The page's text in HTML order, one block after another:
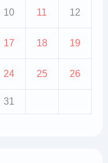
10 11 12
17 18 19
24 25 26
31